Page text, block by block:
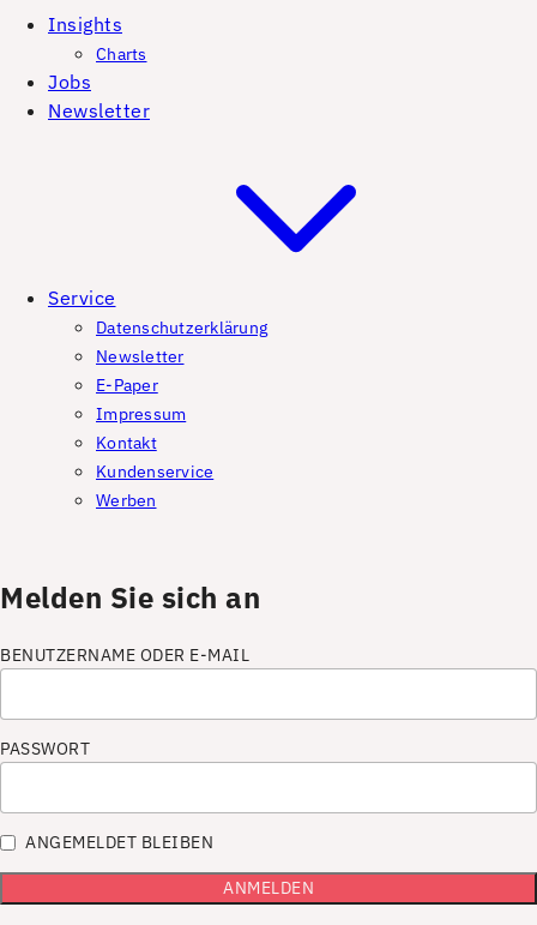
Insights
Charts
Jobs
Newsletter
Service
Datenschutzerklärung
Newsletter
E-Paper
Impressum
Kontakt
Kundenservice
Werben
Melden Sie sich an
BENUTZERNAME ODER E-MAIL
PASSWORT
ANGEMELDET BLEIBEN